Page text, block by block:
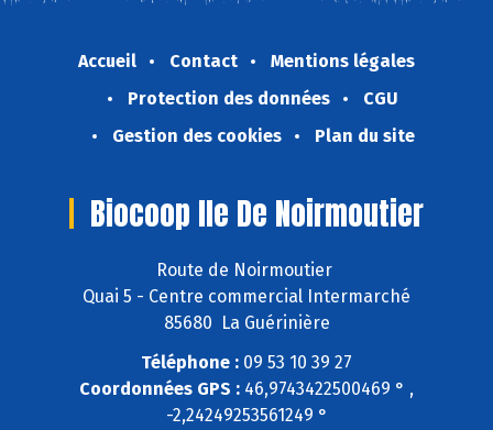
Accueil Contact
Mentions légales
Protection des données
CGU
Gestion des cookies
Plan du site
Biocoop Ile De Noirmoutier
Route de Noirmoutier
Quai 5 - Centre commercial Intermarché
85680 La Guérinière
Téléphone : 09 53 10 39 27
Coordonnées GPS : 46,9743422500469 ° ,
-2,24249253561249 °